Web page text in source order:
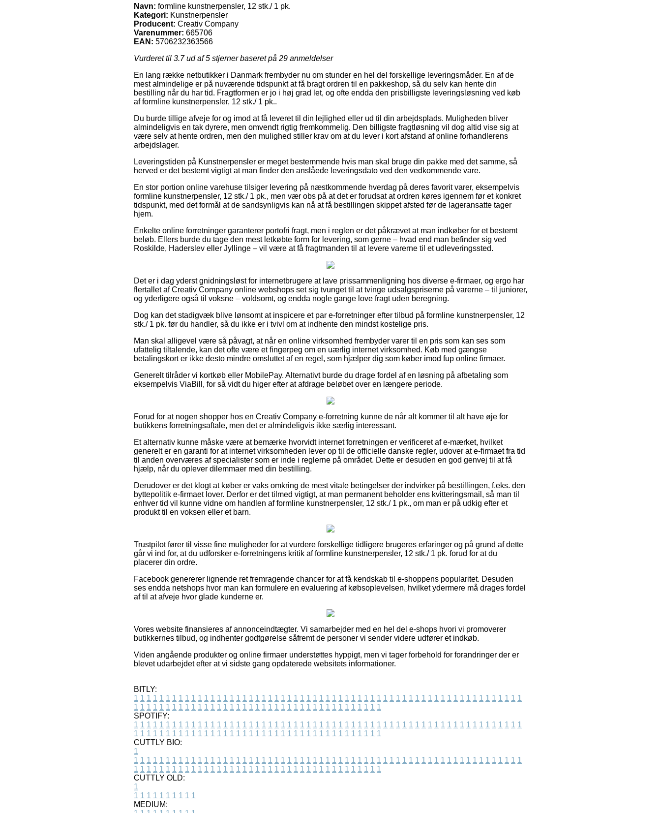
Navn: formline kunstnerpensler, 12 stk./ 1 pk.
Kategori: Kunstnerpensler
Producent: Creativ Company
Varenummer: 665706
EAN: 5706232363566
Vurderet til 3.7ud af 5 stjerner baseret på 29 anmeldelser
En lang række netbutikker i Danmark frembyder nu om stunder en hel del forskellige leveringsmåder. En af de
mest almindelige er på nuværende tidspunkt at få bragt ordren til en pakkeshop, så du selv kan hente din
bestilling når du har tid. Fragtformen er jo i høj grad let, og ofte endda den prisbilligste leveringsløsning ved køb
af formline kunstnerpensler, 12 stk./ 1 pk..
Du burde tillige afveje for og imod at få leveret til din lejlighed eller ud til din arbejdsplads. Muligheden bliver
almindeligvis en tak dyrere, men omvendt rigtig fremkommelig. Den billigste fragtløsning vil dog altid vise sig at
være selv at hente ordren, men den mulighed stiller krav om at du lever i kort afstand af online forhandlerens
arbejdslager.
Leveringstiden på Kunstnerpensler er meget bestemmende hvis man skal bruge din pakke med det samme, så
herved er det bestemt vigtigt at man finder den anslåede leveringsdato ved den vedkommende vare.
En stor portion online varehuse tilsiger levering på næstkommende hverdag på deres favorit varer, eksempelvis
formline kunstnerpensler, 12 stk./ 1 pk., men vær obs på at det er forudsat at ordren køres igennem før et konkret
tidspunkt, med det formål at de sandsynligvis kan nå at få bestillingen skippet afsted før de lageransatte tager
hjem.
Enkelte online forretninger garanterer portofri fragt, men i reglen er det påkrævet at man indkøber for et bestemt
beløb. Ellers burde du tage den mest letkøbte form for levering, som gerne – hvad end man befinder sig ved
Roskilde, Haderslev eller Jyllinge – vil være at få fragtmanden til at levere varerne til et udleveringssted.
Det er i dag yderst gnidningsløst for internetbrugere at lave prissammenligning hos diverse e-firmaer, og ergo har
flertallet af Creativ Company online webshops set sig tvunget til at tvinge udsalgspriserne på varerne – til juniorer,
og yderligere også til voksne – voldsomt, og endda nogle gange love fragt uden beregning.
Dog kan det stadigvæk blive lønsomt at inspicere et par e-forretninger efter tilbud på formline kunstnerpensler, 12
stk./ 1 pk. før du handler, så du ikke er i tvivl om at indhente den mindst kostelige pris.
Man skal alligevel være så påvagt, at når en online virksomhed frembyder varer til en pris som kan ses som
ufattelig tiltalende, kan det ofte være et fingerpeg om en uærlig internet virksomhed. Køb med gængse
betalingskort er ikke desto mindre omsluttet af en regel, som hjælper dig som køber imod fup online firmaer.
Generelt tilråder vi kortkøb eller MobilePay. Alternativt burde du drage fordel af en løsning på afbetaling som
eksempelvis ViaBill, for så vidt du higer efter at afdrage beløbet over en længere periode.
Forud for at nogen shopper hos en Creativ Company e-forretning kunne de når alt kommer til alt have øje for
butikkens forretningsaftale, men det er almindeligvis ikke særlig interessant.
Et alternativ kunne måske være at bemærke hvorvidt internet forretningen er verificeret af e-mærket, hvilket
generelt er en garanti for at internet virksomheden lever op til de officielle danske regler, udover at e-firmaet fra tid
til anden overværes af specialister som er inde i reglerne på området. Dette er desuden en god genvej til at få
hjælp, når du oplever dilemmaer med din bestilling.
Derudover er det klogt at køber er vaks omkring de mest vitale betingelser der indvirker på bestillingen, f.eks. den
byttepolitik e-firmaet lover. Derfor er det tilmed vigtigt, at man permanent beholder ens kvitteringsmail, så man til
enhver tid vil kunne vidne om handlen af formline kunstnerpensler, 12 stk./ 1 pk., om man er på udkig efter et
produkt til en voksen eller et barn.
Trustpilot fører til visse fine muligheder for at vurdere forskellige tidligere brugeres erfaringer og på grund af dette
går vi ind for, at du udforsker e-forretningens kritik af formline kunstnerpensler, 12 stk./ 1 pk. forud for at du
placerer din ordre.
Facebook genererer lignende ret fremragende chancer for at få kendskab til e-shoppens popularitet. Desuden
ses endda netshops hvor man kan formulere en evaluering af købsoplevelsen, hvilket ydermere må drages fordel
af til at afveje hvor glade kunderne er.
Vores website finansieres af annonceindtægter. Vi samarbejder med en hel del e-shops hvori vi promoverer
butikkernes tilbud, og indhenter godtgørelse såfremt de personer vi sender videre udfører et indkøb.
Viden angående produkter og online firmaer understøttes hyppigt, men vi tager forbehold for forandringer der er
blevet udarbejdet efter at vi sidste gang opdaterede websitets informationer.
BITLY:
1 1 1 1 1 1 1 1 1 1 1 1 1 1 1 1 1 1 1 1 1 1 1 1 1 1 1 1 1 1 1 1 1 1 1 1 1 1 1 1 1 1 1 1 1 1 1 1 1 1 1 1 1 1 1 1 1 1 1 1 1
1 1 1 1 1 1 1 1 1 1 1 1 1 1 1 1 1 1 1 1 1 1 1 1 1 1 1 1 1 1 1 1 1 1 1 1 1 1 1
SPOTIFY:
1 1 1 1 1 1 1 1 1 1 1 1 1 1 1 1 1 1 1 1 1 1 1 1 1 1 1 1 1 1 1 1 1 1 1 1 1 1 1 1 1 1 1 1 1 1 1 1 1 1 1 1 1 1 1 1 1 1 1 1 1
1 1 1 1 1 1 1 1 1 1 1 1 1 1 1 1 1 1 1 1 1 1 1 1 1 1 1 1 1 1 1 1 1 1 1 1 1 1 1
CUTTLY BIO:
1
1 1 1 1 1 1 1 1 1 1 1 1 1 1 1 1 1 1 1 1 1 1 1 1 1 1 1 1 1 1 1 1 1 1 1 1 1 1 1 1 1 1 1 1 1 1 1 1 1 1 1 1 1 1 1 1 1 1 1 1 1
1 1 1 1 1 1 1 1 1 1 1 1 1 1 1 1 1 1 1 1 1 1 1 1 1 1 1 1 1 1 1 1 1 1 1 1 1 1 1
CUTTLY OLD:
1
1 1 1 1 1 1 1 1 1 1
MEDIUM: